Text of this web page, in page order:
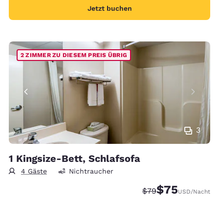
Jetzt buchen
3
2 ZIMMER ZU DIESEM PREIS ÜBRIG
1 Kingsize-Bett, Schlafsofa
4 Gäste Nichtraucher
Durchgestrichener
$79Vergünstigter
$75USD/Nacht